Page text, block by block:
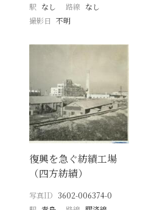
駅 なし 路線 なし
撮影日
不明
復興を急ぐ紡績工場
（四方紡績）
写真ID 3602-006374-0